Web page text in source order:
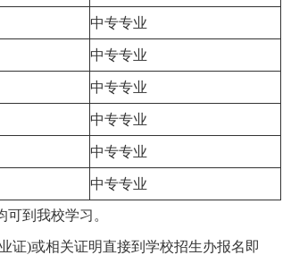
中专专业
中专专业
中专专业
中专专业
中专专业
中专专业
到我校学习。
证)或相关证明直接到学校招生办报名即